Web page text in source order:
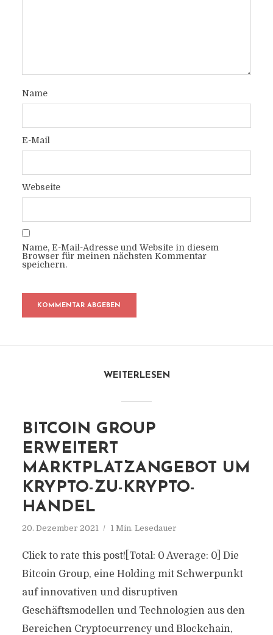
Name
E-Mail
Webseite
Name, E-Mail-Adresse und Website in diesem
Browser für meinen nächsten Kommentar
speichern.
WEITERLESEN
BITCOIN GROUP
ERWEITERT
MARKTPLATZANGEBOT UM
KRYPTO-ZU-KRYPTO-
HANDEL
20. Dezember 2021 1 Min. Lesedauer
Click to rate this post![Total: 0 Average: 0] Die
Bitcoin Group, eine Holding mit Schwerpunkt
auf innovativen und disruptiven
Geschäftsmodellen und Technologien aus den
Bereichen Cryptocurrency und Blockchain,